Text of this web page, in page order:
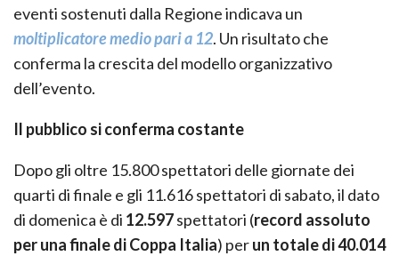
eventi sostenuti dalla Regione indicava un
moltiplicatore medio pari a 12. Un risultato che
conferma la crescita del modello organizzativo
dell’evento.
Il pubblico si conferma costante
Dopo gli oltre 15.800 spettatori delle giornate dei
quarti di finale e gli 11.616 spettatori di sabato, il dato
di domenica è di 12.597spettatori (record assoluto
per una finale di Coppa Italia) perun totale di 40.014